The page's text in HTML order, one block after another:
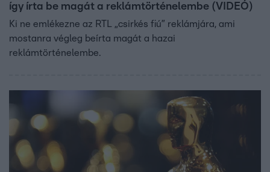
így írta be magát a reklámtörténelembe (VIDEÓ)
Ki ne emlékezne az RTL „csirkés fiú” reklámjára, ami
mostanra végleg beírta magát a hazai
reklámtörténelembe.